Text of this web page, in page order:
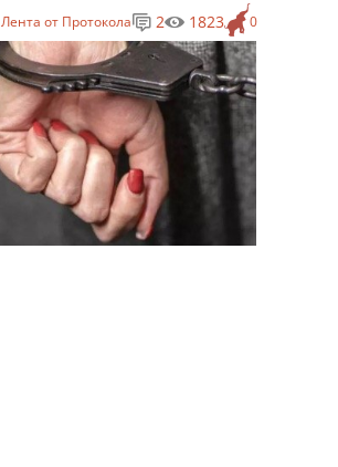
Лента от Протокола 0
2 1823